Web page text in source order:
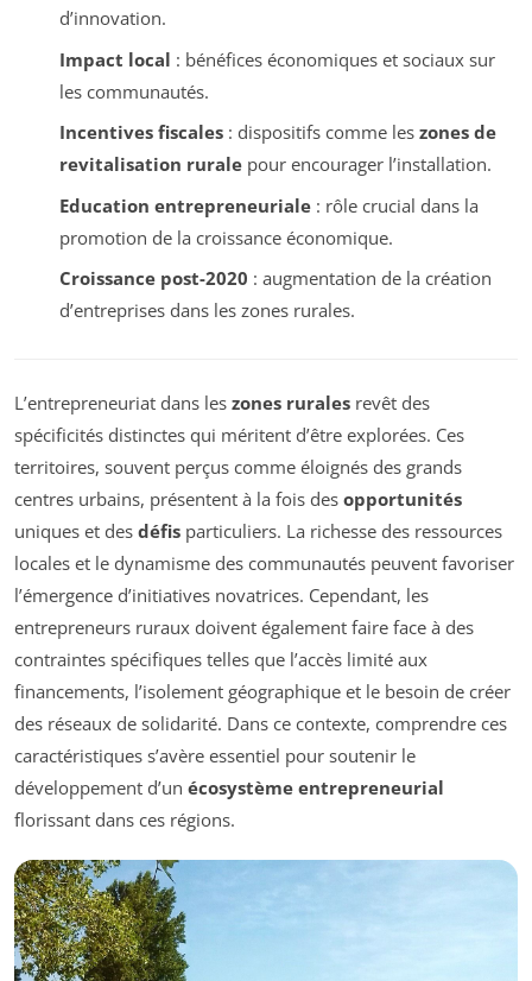
d’innovation.
Impact local : bénéfices économiques et sociaux sur
les communautés.
Incentives fiscales: dispositifs comme les zones de
revitalisation ruralepour encourager l’installation.
Education entrepreneuriale: rôle crucial dans la
promotion de la croissance économique.
Croissance post-2020 : augmentation de la création
d’entreprises dans les zones rurales.
L’entrepreneuriat dans les zones rurales revêt des
spécificités distinctes qui méritent d’être explorées. Ces
territoires, souvent perçus comme éloignés des grands
centres urbains, présentent à la fois des opportunités
uniques et des défis particuliers. La richesse des ressources
locales et le dynamisme des communautés peuvent favoriser
l’émergence d’initiatives novatrices. Cependant, les
entrepreneurs ruraux doivent également faire face à des
contraintes spécifiques telles que l’accès limité aux
financements, l’isolement géographique et le besoin de créer
des réseaux de solidarité. Dans ce contexte, comprendre ces
caractéristiques s’avère essentiel pour soutenir le
développement d’un écosystème entrepreneurial
florissant dans ces régions.